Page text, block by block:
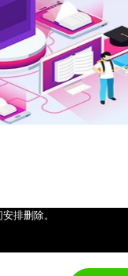
排删除。